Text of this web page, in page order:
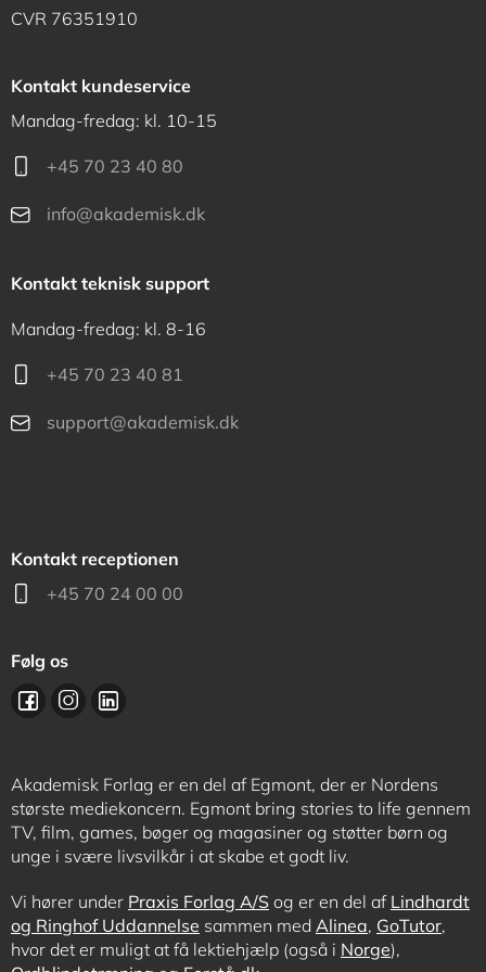
CVR 76351910
Kontakt kundeservice
Mandag-fredag: kl. 10-15
+45 70 23 40 80
info@akademisk.dk
Kontakt teknisk support
Mandag-fredag: kl. 8-16
+45 70 23 40 81
support@akademisk.dk
Kontakt receptionen
+45 70 24 00 00
Følg os
Akademisk Forlag er en del af Egmont, der er Nordens
største mediekoncern. Egmont bring stories to life gennem
TV, film, games, bøger og magasiner og støtter børn og
unge i svære livsvilkår i at skabe et godt liv.
Vi hører under Praxis Forlag A/S og er en del af Lindhardt
og Ringhof Uddannelse sammen med Alinea, GoTutor,
hvor det er muligt at få lektiehjælp (også i Norge),